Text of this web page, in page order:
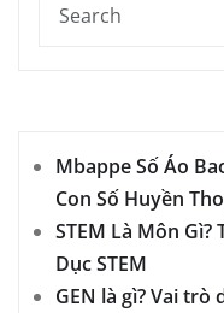
Mbappe Số Áo
Con Số Huyền
STEM Là Môn
Dục STEM
GEN là gì? Vai